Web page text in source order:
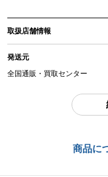
アイテム状態
中古：E（要メンテナンス、
曇りございます。外観擦れ、
orb-2410072807-cm-
取扱店舗情報
発送元
全国通販・買取センター
東京都江戸川区中葛西6-10-
商品に